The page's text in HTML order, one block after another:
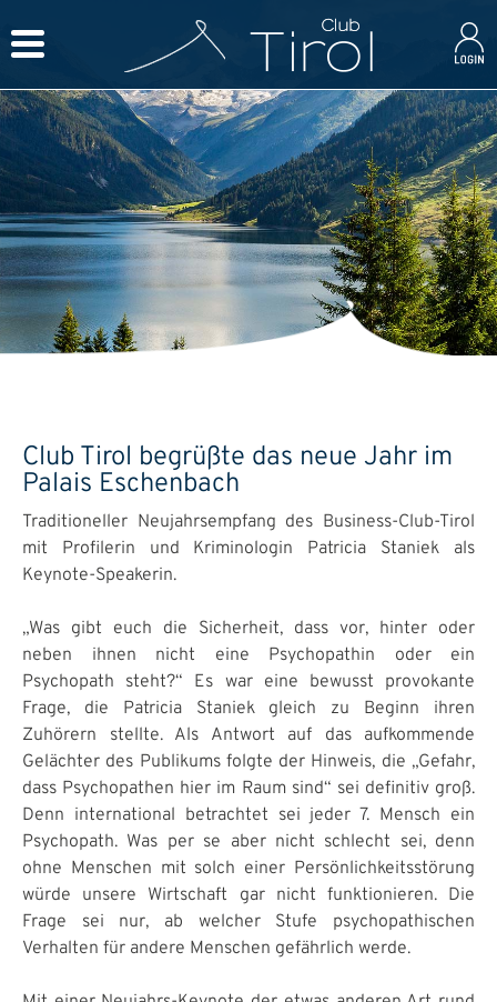
Club Tirol begrüßte das neue Jahr im
Palais Eschenbach
Traditioneller Neujahrsempfang des Business-Club-Tirol
mit Profilerin und Kriminologin Patricia Staniek als
Keynote-Speakerin.
„Was gibt euch die Sicherheit, dass vor, hinter oder
neben ihnen nicht eine Psychopathin oder ein
Psychopath steht?“ Es war eine bewusst provokante
Frage, die Patricia Staniek gleich zu Beginn ihren
Zuhörern stellte. Als Antwort auf das aufkommende
Gelächter des Publikums folgte der Hinweis, die „Gefahr,
dass Psychopathen hier im Raum sind“ sei definitiv groß.
Denn international betrachtet sei jeder 7. Mensch ein
Psychopath. Was per se aber nicht schlecht sei, denn
ohne Menschen mit solch einer Persönlichkeitsstörung
würde unsere Wirtschaft gar nicht funktionieren. Die
Frage sei nur, ab welcher Stufe psychopathischen
Verhalten für andere Menschen gefährlich werde.